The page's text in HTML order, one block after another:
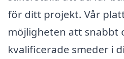
för ditt projekt. Vår
möjligheten att snabbt
kvalificerade smeder i